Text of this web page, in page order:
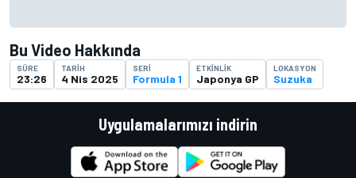
Bu Video Hakkında
SÜRE
23:26
TARIH
4 Nis 2025
SERI
Formula 1
ETKINLIK
Japonya GP
LOKASYON
Suzuka
Uygulamalarımızı indirin